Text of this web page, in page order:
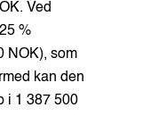
Ved
%
NOK), som
kan den
i 1 387 500